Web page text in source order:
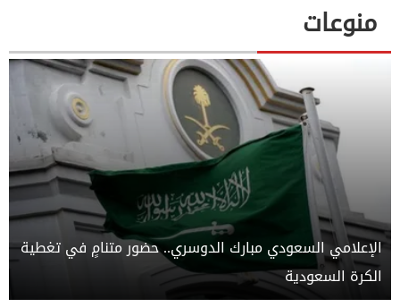
منوعات
الإعلامي السعودي مبارك الدوسري.. حضور متنامٍ في تغطية
الكرة السعودية